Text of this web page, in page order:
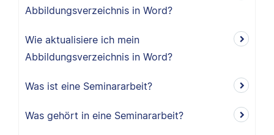
Abbildungsverzeichnis in Word?
Wie aktualisiere ich mein
Abbildungsverzeichnis in Word?
Was ist eine Seminararbeit?
Was gehört in eine Seminararbeit?